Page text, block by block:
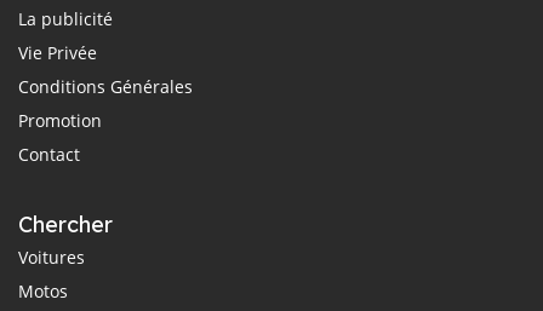
La publicité
Vie Privée
Conditions Générales
Promotion
Contact
Chercher
Voitures
Motos